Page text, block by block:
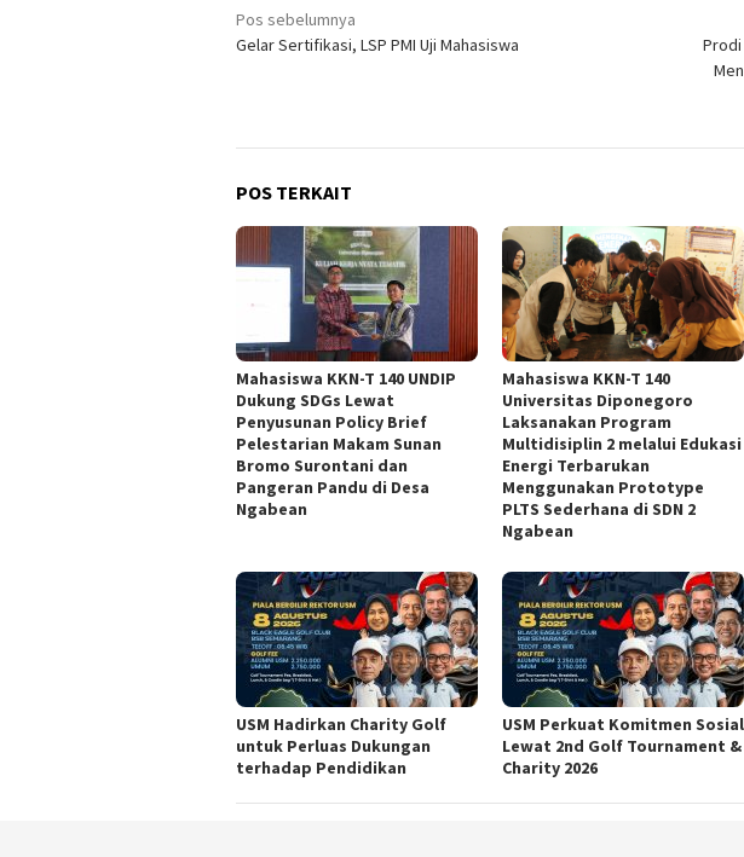
Navigasi
pos
Pos sebelumnya
Gelar Sertifikasi, LSP PMI Uji Mahasiswa
Prodi
POS TERKAIT
Mahasiswa KKN-T 140 UNDIP
Dukung SDGs Lewat
Penyusunan Policy Brief
Pelestarian Makam Sunan
Bromo Surontani dan
Pangeran Pandu di Desa
Ngabean
Mahasiswa KKN-T 140
Universitas Diponegoro
Laksanakan Program
Multidisiplin 2 melalui Edukasi
Energi Terbarukan
Menggunakan Prototype
PLTS Sederhana di SDN 2
Ngabean
USM Hadirkan Charity Golf
untuk Perluas Dukungan
terhadap Pendidikan
USM Perkuat Komitmen Sosial
Lewat 2nd Golf Tournament &
Charity 2026